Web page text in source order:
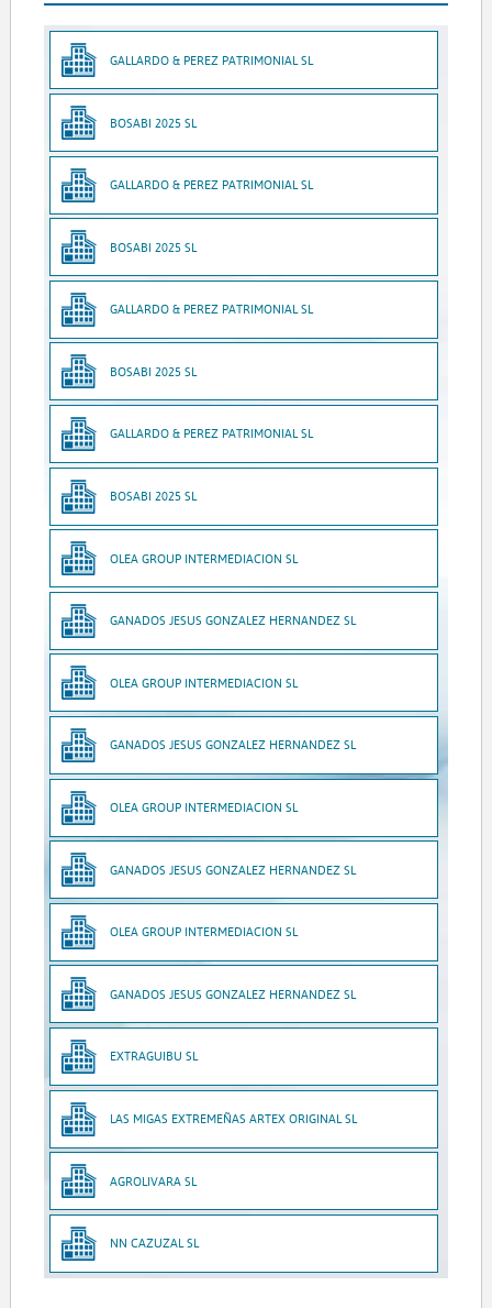
GALLARDO & PEREZ PATRIMONIAL SL
BOSABI 2025 SL
GALLARDO & PEREZ PATRIMONIAL SL
BOSABI 2025 SL
GALLARDO & PEREZ PATRIMONIAL SL
BOSABI 2025 SL
GALLARDO & PEREZ PATRIMONIAL SL
BOSABI 2025 SL
OLEA GROUP INTERMEDIACION SL
GANADOS JESUS GONZALEZ HERNANDEZ SL
OLEA GROUP INTERMEDIACION SL
GANADOS JESUS GONZALEZ HERNANDEZ SL
OLEA GROUP INTERMEDIACION SL
GANADOS JESUS GONZALEZ HERNANDEZ SL
OLEA GROUP INTERMEDIACION SL
GANADOS JESUS GONZALEZ HERNANDEZ SL
EXTRAGUIBU SL
LAS MIGAS EXTREMEÑAS ARTEX ORIGINAL SL
AGROLIVARA SL
NN CAZUZAL SL